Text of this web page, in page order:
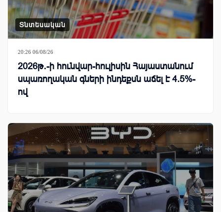
Տնտեսական
20:26 06/08/26
2026թ․-ի հունվար-հուլիսին Հայաստանում
սպառողական գների ինդեքսն աճել է 4.5%-
ով